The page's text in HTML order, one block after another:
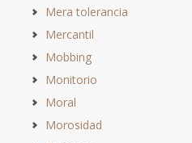
Mera tolerancia
Mercantil
Mobbing
Monitorio
Moral
Morosidad